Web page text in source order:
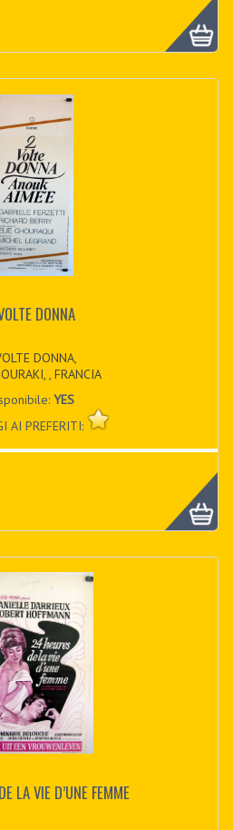
DONNA
DONNA,
, FRANCIA
YES
AI PREFERITI:
LA VIE D’UNE FEMME